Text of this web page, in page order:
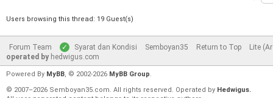
Users browsing this thread: 19 Guest(s)
Forum Team Syarat dan Kondisi Semboyan35 Return to Top
Lite
operated by hedwigus.com
Powered By MyBB, © 2002-2026 MyBB Group.
© 2007–2026 Semboyan35.com. All rights reserved. Operated by Hedwigus.